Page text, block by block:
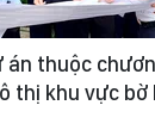
án thuộc
thị khu vực bờ